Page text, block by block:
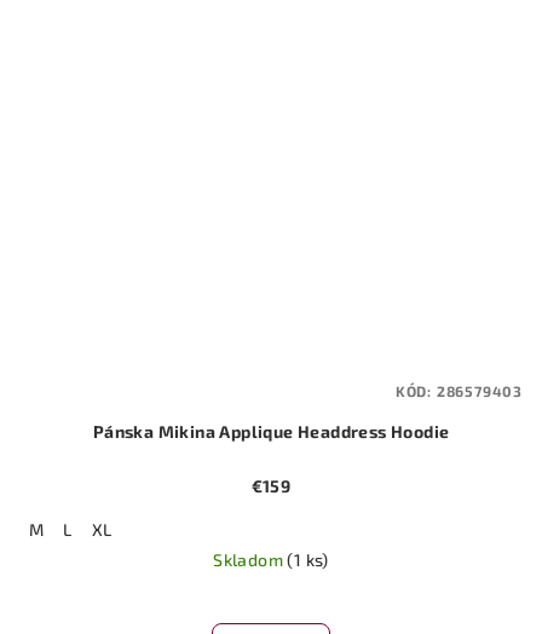
Pánska Mikina Applique Headdress Hoodie
€159
M L
XL
Skladom(1 ks)
hodnotenie
KÓD: 286579403